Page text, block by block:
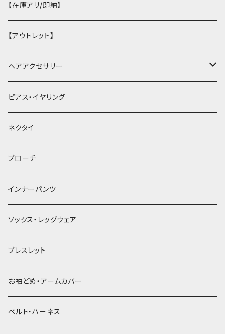
【在庫アリ/即納】
【アウトレット】
ヘアアクセサリー
ヘアクリップ
ヘッドドレス・カチューシャ
ヘアゴム
簪
ピアス・イヤリング
ネクタイ
ブローチ
インナーパンツ
ソックス・レッグウェア
ブレスレット
お袖どめ・アームカバー
ベルト・ハーネス